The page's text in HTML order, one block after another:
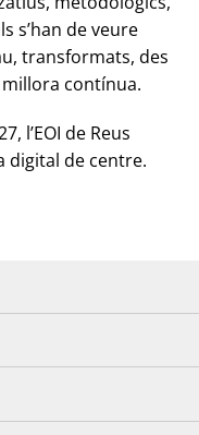
s’han de veure
transformats, des
millora contínua.
l’EOI de Reus
digital de centre.